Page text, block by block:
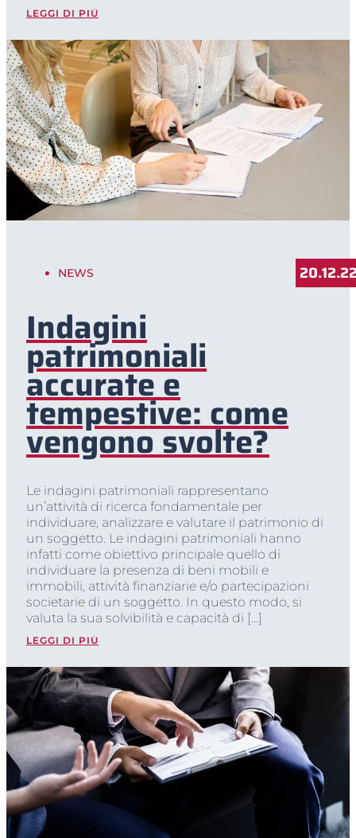
LEGGI DI PIÙ
NEWS
Indagini
patrimoniali
accurate e
tempestive: come
vengono svolte?
Le indagini patrimoniali rappresentano
un’attività di ricerca fondamentale per
individuare, analizzare e valutare il patrimonio di
un soggetto. Le indagini patrimoniali hanno
infatti come obiettivo principale quello di
individuare la presenza di beni mobili e
immobili, attività finanziarie e/o partecipazioni
societarie di un soggetto. In questo modo, si
valuta la sua solvibilità e capacità di […]
LEGGI DI PIÙ